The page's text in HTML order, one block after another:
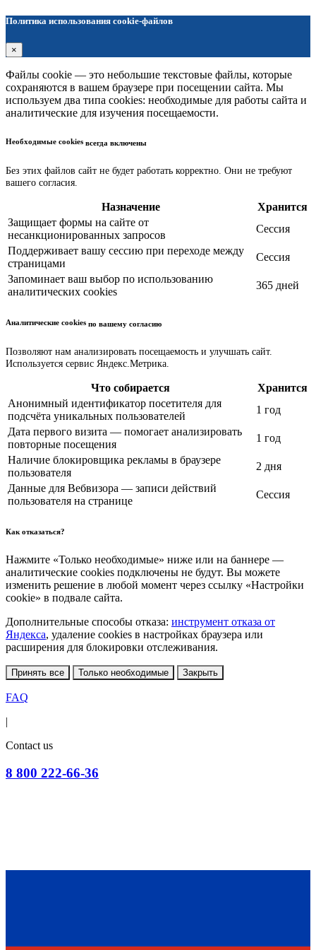
Политика использования cookie-файлов
×
Файлы cookie — это небольшие текстовые файлы, которые
сохраняются в вашем браузере при посещении сайта. Мы
используем два типа cookies: необходимые для работы сайта и
аналитические для изучения посещаемости.
Необходимые cookies всегда включены
Без этих файлов сайт не будет работать корректно. Они не требуют
вашего согласия.
Назначение
Хранится
Защищает формы на сайте от
несанкционированных запросов
Сессия
Поддерживает вашу сессию при переходе между
страницами
Сессия
Запоминает ваш выбор по использованию
аналитических cookies
365 дней
Аналитические cookies по вашему согласию
Позволяют нам анализировать посещаемость и улучшать сайт.
Используется сервис Яндекс.Метрика.
Что собирается
Хранится
Анонимный идентификатор посетителя для
подсчёта уникальных пользователей
1 год
Дата первого визита — помогает анализировать
повторные посещения
1 год
Наличие блокировщика рекламы в браузере
пользователя
2 дня
Данные для Вебвизора — записи действий
пользователя на странице
Сессия
Как отказаться?
Нажмите «Только необходимые» ниже или на баннере —
аналитические cookies подключены не будут. Вы можете
изменить решение в любой момент через ссылку «Настройки
cookie» в подвале сайта.
Дополнительные способы отказа: инструмент отказа от
Яндекса, удаление cookies в настройках браузера или
расширения для блокировки отслеживания.
Принять все Только необходимые Закрыть
FAQ
|
Contact us
8 800 222-66-36